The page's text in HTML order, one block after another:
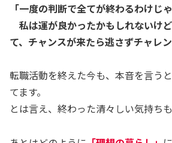
「一度の判断で全てが終わるわけじゃ
私は運が良かったかもしれないけ
て、チャンスが来たら逃さずチャレン
転職活動を終えた今も、本音を言う
てます。
とは言え、終わった清々しい気持ちも